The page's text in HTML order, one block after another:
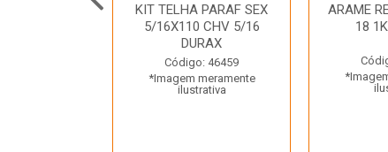
KIT TELHA PARAF SEX
5/16X110 CHV 5/16
DURAX
Código: 46459
*Imagem meramente
ilustrativa
ARAME
18